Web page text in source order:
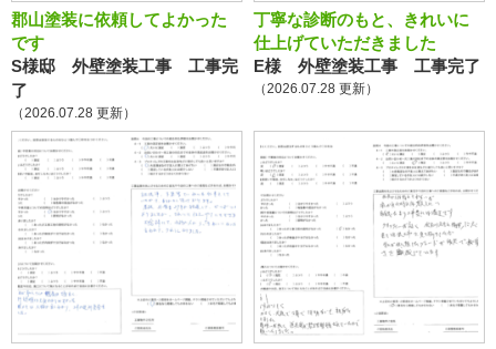
郡山塗装に依頼してよかった
です
S様邸 外壁塗装工事 工事完
了
（2026.07.28 更新）
丁寧な診断のもと、きれいに
仕上げていただきました
E様 外壁塗装工事 工事完了
（2026.07.28 更新）